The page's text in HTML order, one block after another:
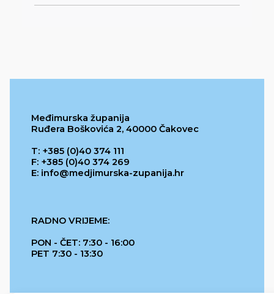
Međimurska županija
Ruđera Boškovića 2, 40000 Čakovec
T: +385 (0)40 374 111
F: +385 (0)40 374 269
E: info@medjimurska-zupanija.hr
RADNO VRIJEME:
PON - ČET: 7:30 - 16:00
PET 7:30 - 13:30